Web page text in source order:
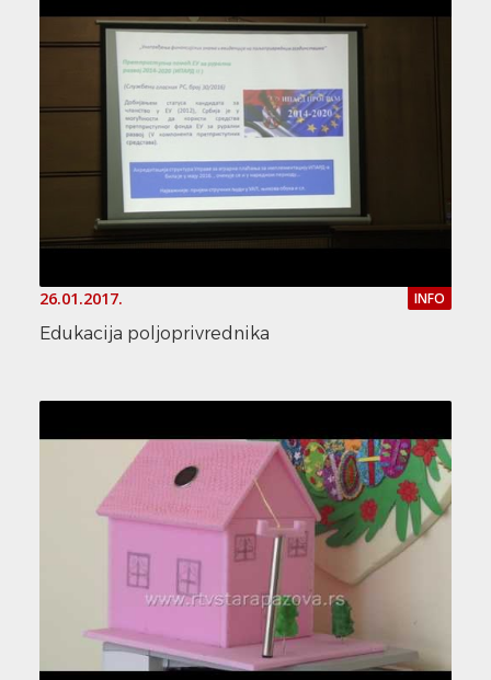
26.01.2017. INFO
Edukacija poljoprivrednika